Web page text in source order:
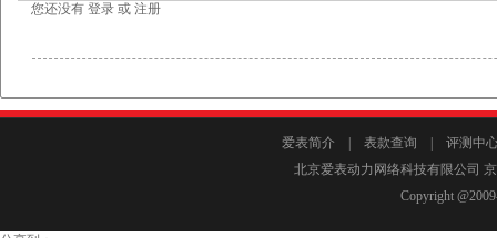
您还没有登录 或注册
爱表简介 表款查询
评测中
北京爱表动力网络科技有限公司
Copyright